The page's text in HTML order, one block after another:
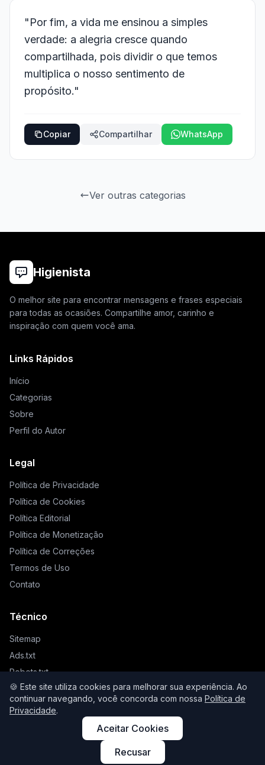
🍪 Este site utiliza cookies para melhorar sua experiência. Ao
continuar navegando, você concorda com nossa Política de
Privacidade.
Aceitar Cookies
Recusar
"Por fim, a vida me ensinou a simples
verdade: a alegria cresce quando
compartilhada, pois dividir o que temos
multiplica o nosso sentimento de
propósito."
Copiar Compartilhar WhatsApp
Ver outras categorias
Higienista
O melhor site para encontrar mensagens e frases especiais
para todas as ocasiões. Compartilhe amor, carinho e
inspiração com quem você ama.
Links Rápidos
Início
Categorias
Sobre
Perfil do Autor
Legal
Política de Privacidade
Política de Cookies
Política Editorial
Política de Monetização
Política de Correções
Termos de Uso
Contato
Técnico
Sitemap
Ads.txt
Robots.txt
Llms.txt
© 2026 Higienista. Todos os direitos reservados.